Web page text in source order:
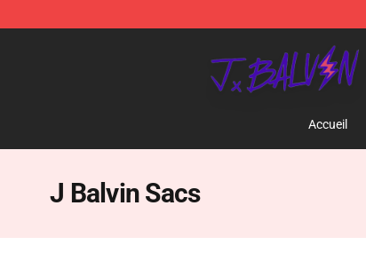
J Balvin Store - Official J Balvin Merchandise Shop
Accueil
J Balvin Sacs